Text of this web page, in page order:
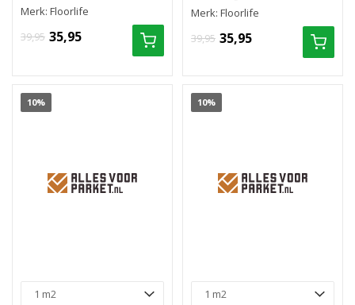
Merk: Floorlife
39,95 35,95
Merk: Floorlife
39,95 35,95
10% 10%